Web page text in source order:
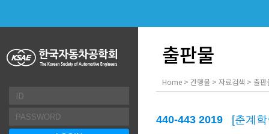
출판물
Home > 간행물 > 자료검색 > 출판
440-443 2019 [춘계